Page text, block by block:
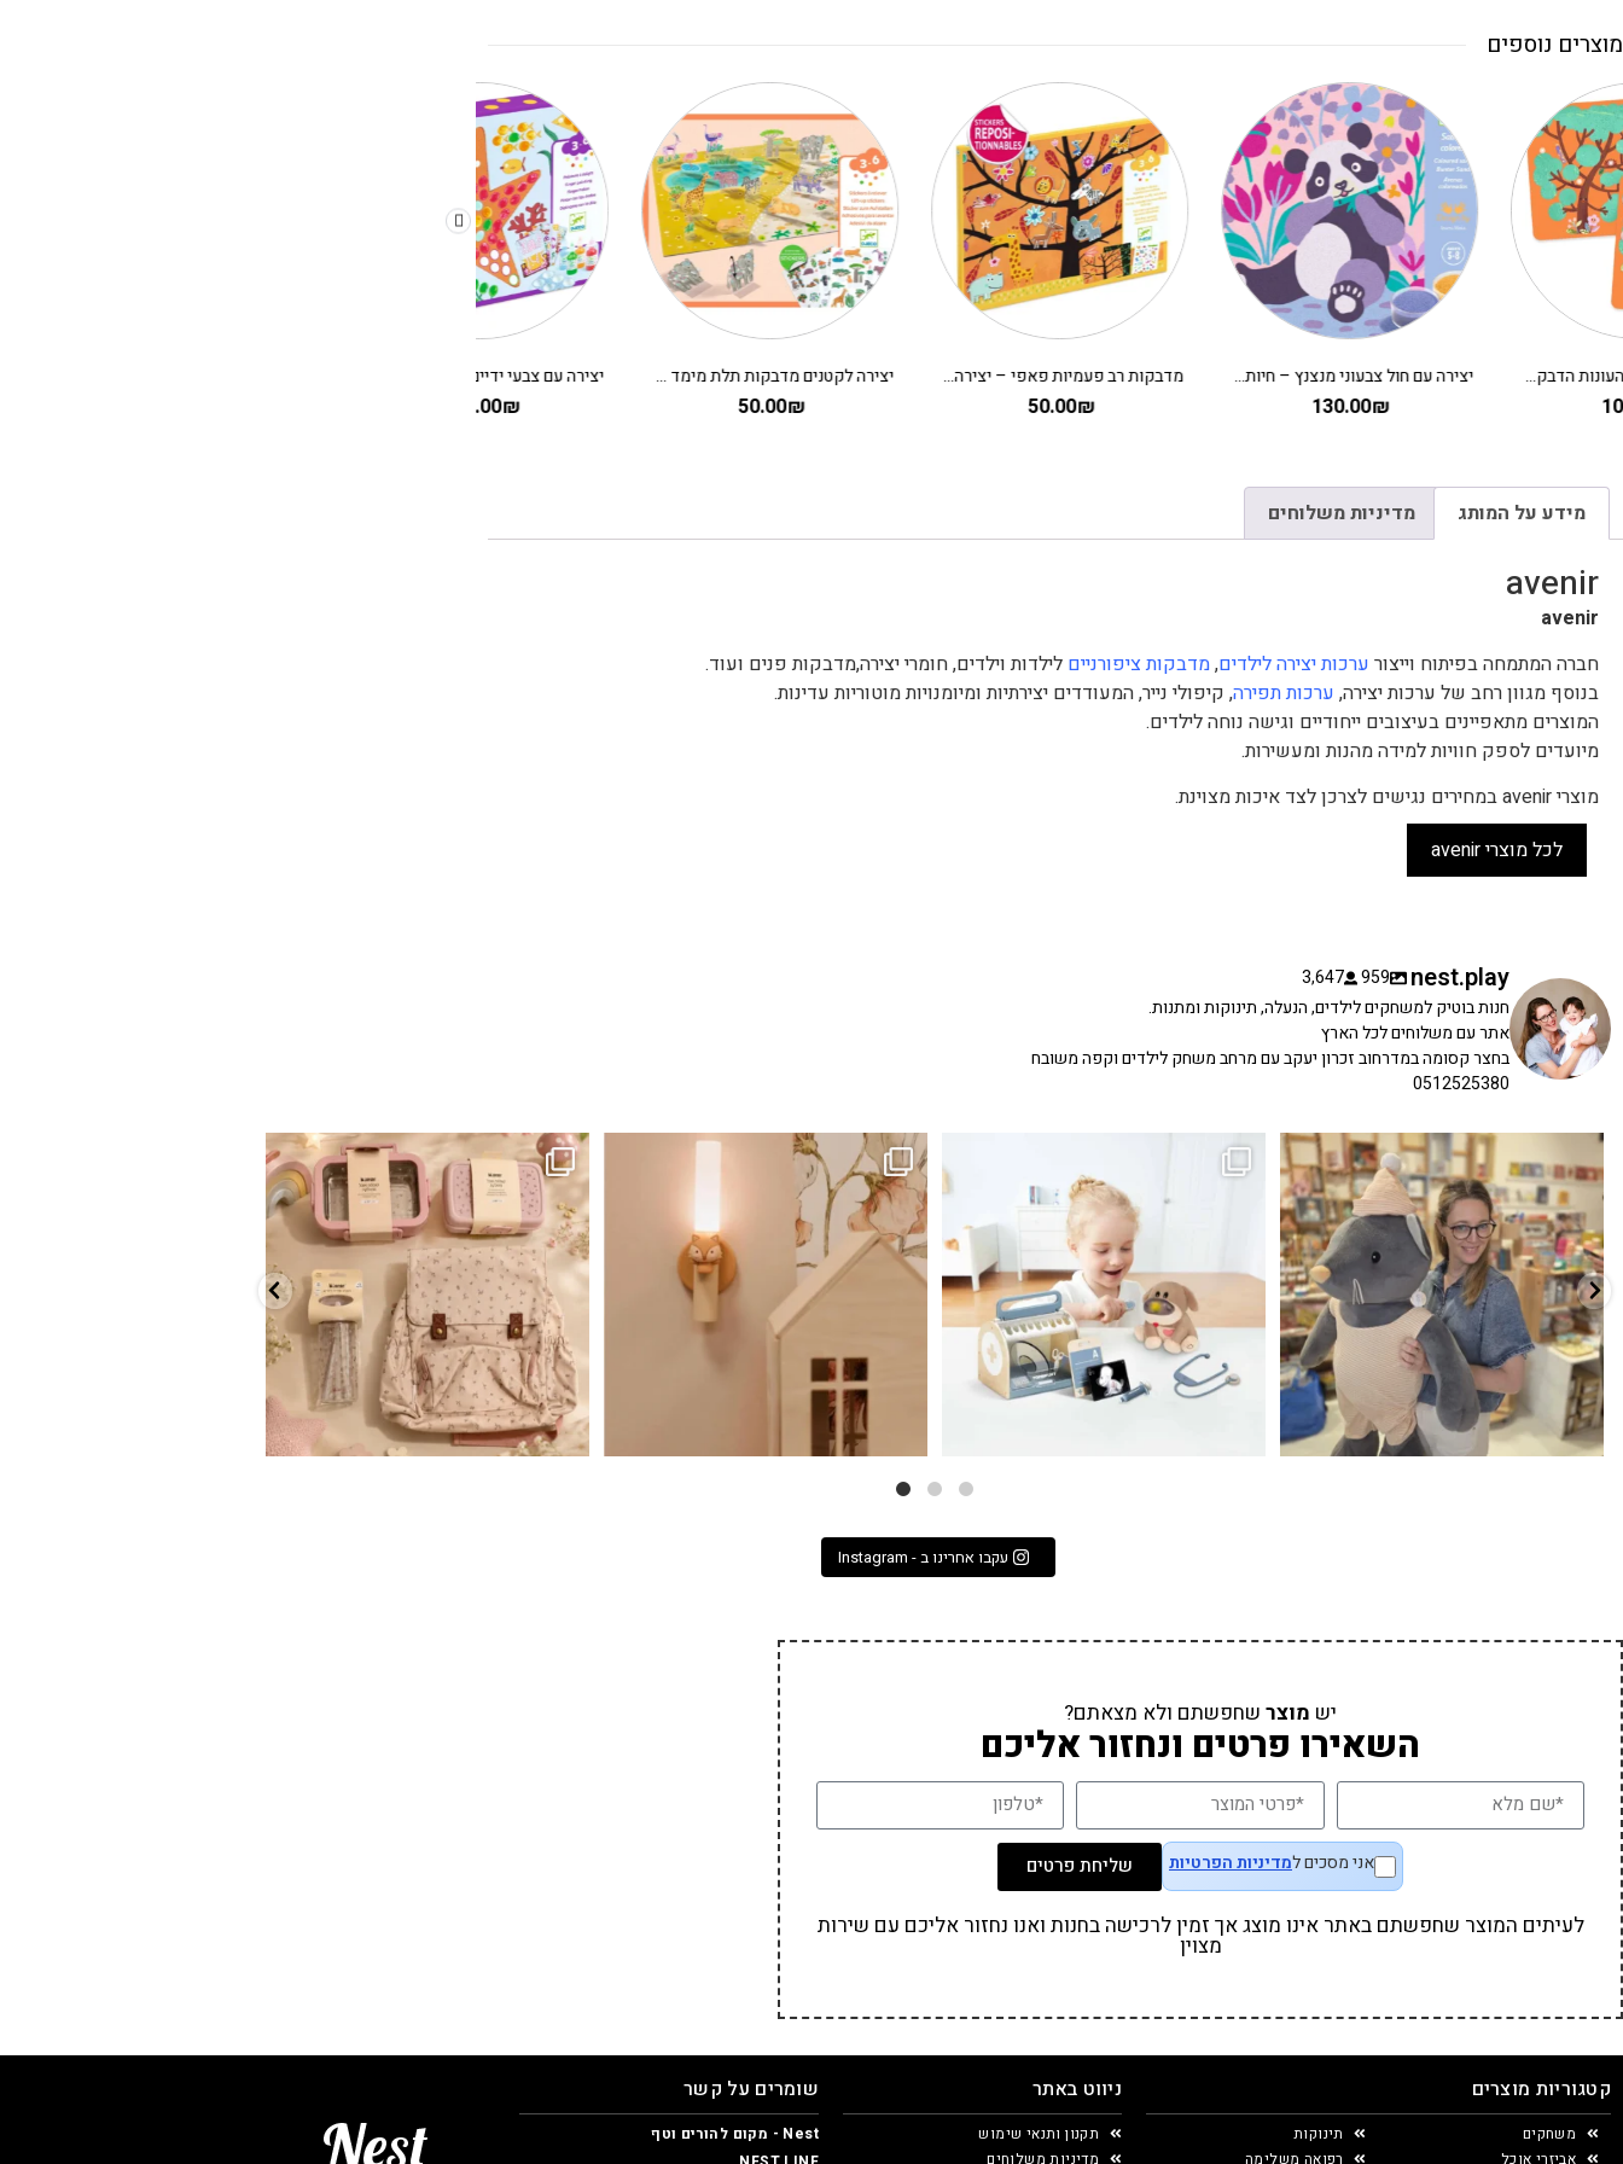
מוצרים נוספים
יצירה עם חול צבעוני מנצנץ – חיות מתוקות DJECO מדבקות רב פעמיות פאפי – יצירה לקטנים על העץ יצירה לקטנים מדבקות תלת מימד – מדבקות רב פעמיות סוואנה DJECO יצירה עם צבעי ידיים – ים בנקודות DJECO
מידע על המותג מדיניות משלוחים
avenir
avenir
חברה המתמחה בפיתוח וייצור ערכות יצירה לילדים,מדבקות ציפורניים לילדות וילדים, חומרי יצירה,מדבקות פנים ועוד.
בנוסף מגוון רחב של ערכות יצירה, ערכות תפירה, קיפולי נייר, המעודדים יצירתיות ומיומנויות מוטוריות עדינות.
המוצרים מתאפיינים בעיצובים ייחודיים וגישה נוחה לילדים.
מיועדים לספק חוויות למידה מהנות ומעשירות.
מוצרי avenir במחירים נגישים לצרכן לצד איכות מצוינת.
לכל מוצרי avenir
nest.play
959
3,647
חנות בוטיק למשחקים לילדים, הנעלה, תינוקות ומתנות.
אתר עם משלוחים לכל הארץ
בחצר קסומה במדרחוב זכרון יעקב עם מרחב משחק לילדים וקפה משובח
0512525380
הקולקציה החדשה
9 4
גם פריט עיצובי לחדר, גם מנורת לילה מרגיעה, וגם...
0
7 0
כשפתחתי את החנות חלמתי ליצור מקום שהייתי
שמחה
39 16
עקבו אחרינו ב - Instagram
יש מוצר שחפשתם ולא מצאתם?
השאירו פרטים ונחזור אליכם
אני מסכים למדיניות הפרטיות שליחת פרטים
לעיתים המוצר שחפשתם באתר אינו מוצג אך זמין לרכישה בחנות ואנו נחזור אליכם עם שירות
מצוין
קטגוריות מוצרים
משחקים
אביזרי אוכל
תינוקות
רפואה משלימה
ניווט באתר
תקנון ותנאי שימוש
מדיניות משלוחים
שומרים על קשר
Nest - מקום להורים וטף